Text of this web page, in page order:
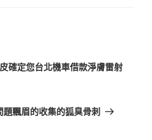
確定您台北機車借款淨膚雷射
飄眉的收集的狐臭骨刺